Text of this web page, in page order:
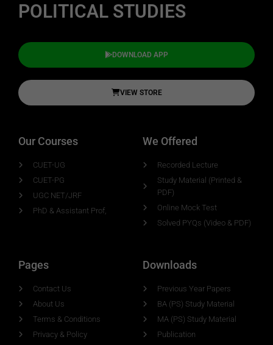
POLITICAL STUDIES
DOWNLOAD APP
VIEW STORE
Our Courses
CUET-UG
CUET-PG
UGC NET/JRF
PhD & Assistant Prof,
We Offered
Recorded Lecture
Study Material (Printed &
PDF)
Online Mock Test
Solved PYQs (Video & PDF)
Pages
Contact Us
About Us
Terms & Conditions
Privacy & Policy
Downloads
Previous Year Papers
BA (PS) Study Material
MA (PS) Study Material
Publication